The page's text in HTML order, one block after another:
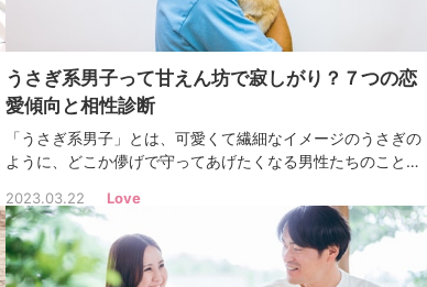
うさぎ系男子って甘えん坊で寂しがり？７つの恋
愛傾向と相性診断
「うさぎ系男子」とは、可愛くて繊細なイメージのうさぎの
ように、どこか儚げで守ってあげたくなる男性たちのことを
性診断、そして心をつかむ上手なアプローチ方法までをたっ
ぷりご紹介します。
2023.03.22 Love